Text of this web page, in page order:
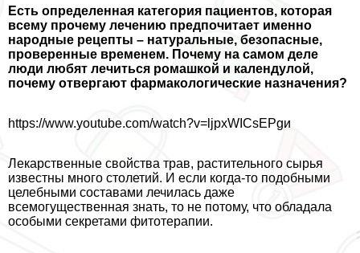
Есть определенная категория пациентов, которая
всему прочему лечению предпочитает именно
народные рецепты – натуральные, безопасные,
проверенные временем. Почему на самом деле
люди любят лечиться ромашкой и календулой,
почему отвергают фармакологические назначения?
https://www.youtube.com/watch?v=ljpxWICsEPgи
Лекарственные свойства трав, растительного сырья
известны много столетий. И если когда-то подобными
целебными составами лечилась даже
всемогущественная знать, то не потому, что обладала
особыми секретами фитотерапии.